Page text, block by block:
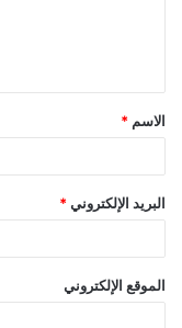
ق
*
الاسم *
البريد الإلكتروني *
الموقع الإلكتروني